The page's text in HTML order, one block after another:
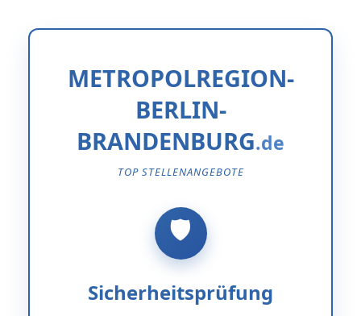
METROPOLREGION-
BERLIN-
BRANDENBURG
TOP STELLENANGEBOTE
Sicherheitsprüfung